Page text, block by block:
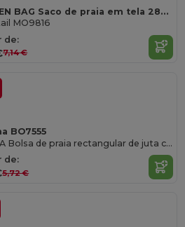
KLEUREN BAG Saco de praia em tela 280gr/m2
MO9816
de:
7,14 €
BO7555
STERNA Bolsa de praia rectangular de juta com alças de algodão de 70 cm
de:
5,72 €